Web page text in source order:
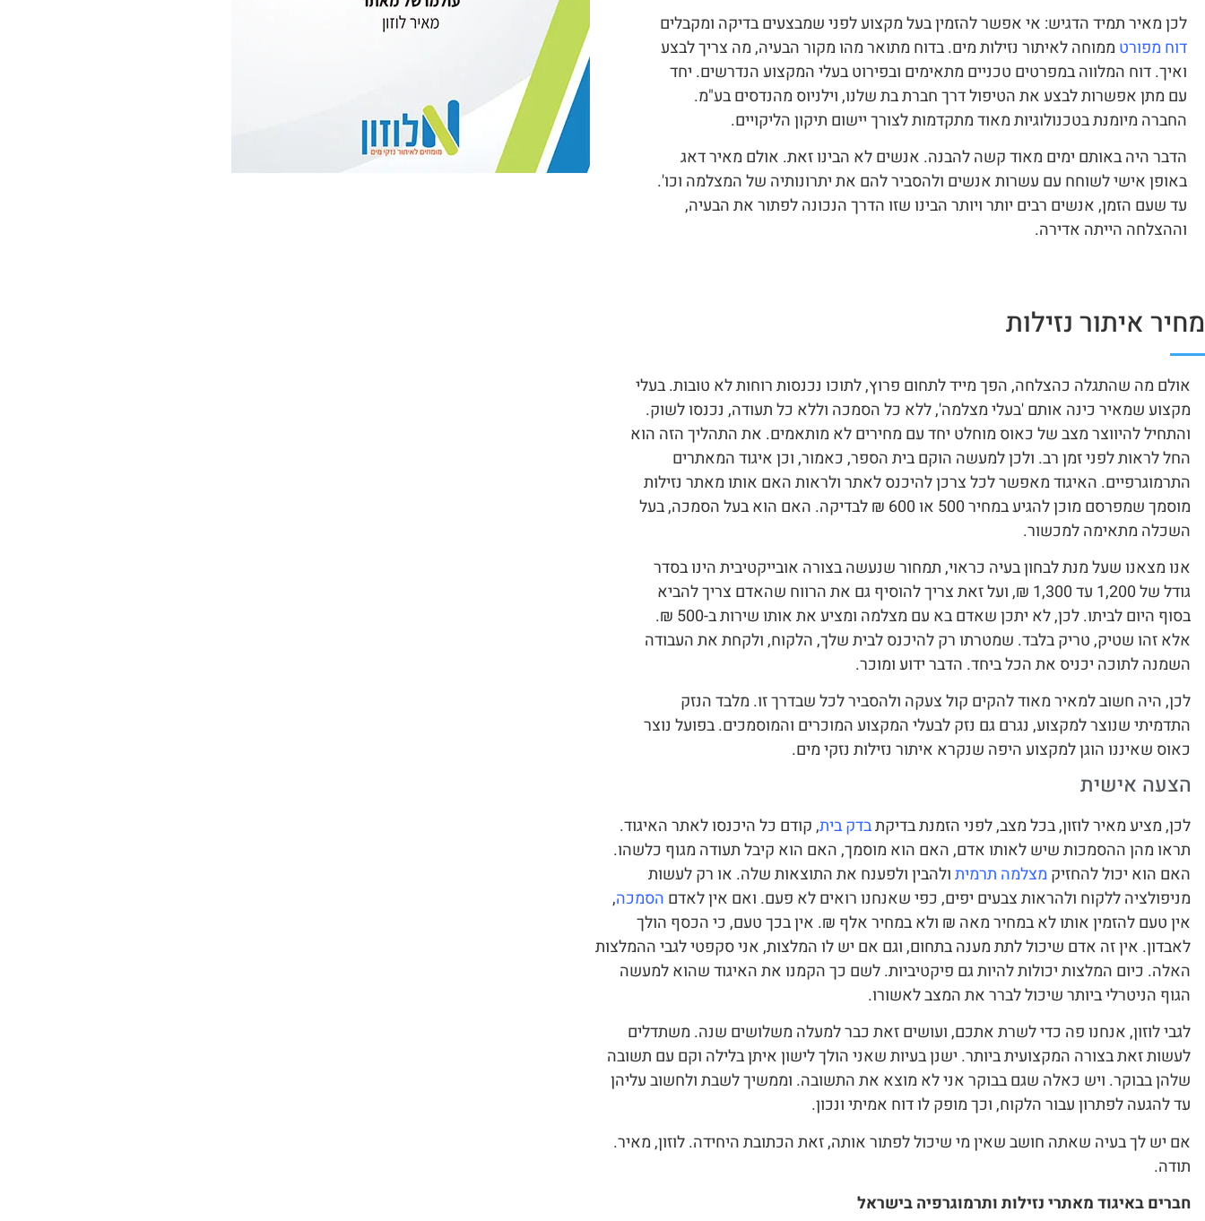
לכן מאיר תמיד הדגיש: אי אפשר להזמין בעל מקצוע לפני שמבצעים בדיקה ומקבלים
דוח מפורט ממוחה לאיתור נזילות מים. בדוח מתואר מהו מקור הבעיה, מה צריך לבצע
ואיך. דוח המלווה במפרטים טכניים מתאימים ובפירוט בעלי המקצוע הנדרשים. יחד
עם מתן אפשרות לבצע את הטיפול דרך חברת בת שלנו, וילניוס מהנדסים בע"מ.
החברה מיומנת בטכנולוגיות מאוד מתקדמות לצורך יישום תיקון הליקויים.
הדבר היה באותם ימים מאוד קשה להבנה. אנשים לא הבינו זאת. אולם מאיר דאג
באופן אישי לשוחח עם עשרות אנשים ולהסביר להם את יתרונותיה של המצלמה וכו'.
עד שעם הזמן, אנשים רבים יותר ויותר הבינו שזו הדרך הנכונה לפתור את הבעיה,
וההצלחה הייתה אדירה.
מחיר איתור נזילות
אולם מה שהתגלה כהצלחה, הפך מייד לתחום פרוץ, לתוכו נכנסות רוחות לא טובות. בעלי
מקצוע שמאיר כינה אותם 'בעלי מצלמה', ללא כל הסמכה וללא כל תעודה, נכנסו לשוק.
והתחיל להיווצר מצב של כאוס מוחלט יחד עם מחירים לא מותאמים. את התהליך הזה הוא
החל לראות לפני זמן רב. ולכן למעשה הוקם בית הספר, כאמור, וכן איגוד המאתרים
התרמוגרפיים. האיגוד מאפשר לכל צרכן להיכנס לאתר ולראות האם אותו מאתר נזילות
מוסמך שמפרסם מוכן להגיע במחיר 500 או 600 ₪ לבדיקה. האם הוא בעל הסמכה, בעל
השכלה מתאימה למכשור.
אנו מצאנו שעל מנת לבחון בעיה כראוי, תמחור שנעשה בצורה אובייקטיבית הינו בסדר
גודל של 1,200 עד 1,300 ₪, ועל זאת צריך להוסיף גם את הרווח שהאדם צריך להביא
בסוף היום לביתו. לכן, לא יתכן שאדם בא עם מצלמה ומציע את אותו שירות ב-500 ₪.
אלא זהו שטיק, טריק בלבד. שמטרתו רק להיכנס לבית שלך, הלקוח, ולקחת את העבודה
השמנה לתוכה יכניס את הכל ביחד. הדבר ידוע ומוכר.
לכן, היה חשוב למאיר מאוד להקים קול צעקה ולהסביר לכל שבדרך זו. מלבד הנזק
התדמיתי שנוצר למקצוע, נגרם גם נזק לבעלי המקצוע המוכרים והמוסמכים. בפועל נוצר
כאוס שאיננו הוגן למקצוע היפה שנקרא איתור נזילות נזקי מים.
הצעה אישית
לכן, מציע מאיר לוזון, בכל מצב, לפני הזמנת בדיקתבדק בית, קודם כל היכנסו לאתר האיגוד.
תראו מהן ההסמכות שיש לאותו אדם, האם הוא מוסמך, האם הוא קיבל תעודה מגוף כלשהו.
האם הוא יכול להחזיק מצלמה תרמיתולהבין ולפענח את התוצאות שלה. או רק לעשות
מניפולציה ללקוח ולהראות צבעים יפים, כפי שאנחנו רואים לא פעם. ואם אין לאדם הסמכה,
אין טעם להזמין אותו לא במחיר מאה ₪ ולא במחיר אלף ₪. אין בכך טעם, כי הכסף הולך
לאבדון. אין זה אדם שיכול לתת מענה בתחום, וגם אם יש לו המלצות, אני סקפטי לגבי ההמלצות
האלה. כיום המלצות יכולות להיות גם פיקטיביות. לשם כך הקמנו את האיגוד שהוא למעשה
הגוף הניטרלי ביותר שיכול לברר את המצב לאשורו.
לגבי לוזון, אנחנו פה כדי לשרת אתכם, ועושים זאת כבר למעלה משלושים שנה. משתדלים
לעשות זאת בצורה המקצועית ביותר. ישנן בעיות שאני הולך לישון איתן בלילה וקם עם תשובה
שלהן בבוקר. ויש כאלה שגם בבוקר אני לא מוצא את התשובה. וממשיך לשבת ולחשוב עליהן
עד להגעה לפתרון עבור הלקוח, וכך מופק לו דוח אמיתי ונכון.
אם יש לך בעיה שאתה חושב שאין מי שיכול לפתור אותה, זאת הכתובת היחידה. לוזון, מאיר.
תודה.
חברים באיגוד מאתרי נזילות ותרמוגרפיה בישראל